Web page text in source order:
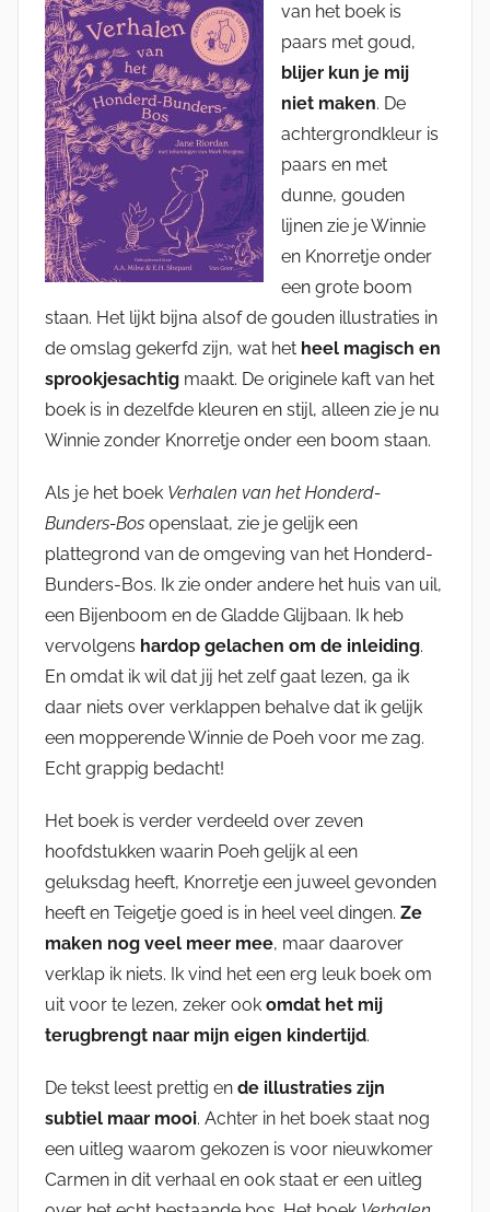
van het boek is
paars met goud,
blijer kun je mij
niet maken. De
achtergrondkleur is
paars en met
dunne, gouden
lijnen zie je Winnie
en Knorretje onder
een grote boom
staan. Het lijkt bijna alsof de gouden illustraties in
de omslag gekerfd zijn, wat het heel magisch en
sprookjesachtig maakt. De originele kaft van het
boek is in dezelfde kleuren en stijl, alleen zie je nu
Winnie zonder Knorretje onder een boom staan.
Als je het boek Verhalen van het Honderd-
Bunders-Bos openslaat, zie je gelijk een
plattegrond van de omgeving van het Honderd-
Bunders-Bos. Ik zie onder andere het huis van uil,
een Bijenboom en de Gladde Glijbaan. Ik heb
vervolgens hardop gelachen om de inleiding.
En omdat ik wil dat jij het zelf gaat lezen, ga ik
daar niets over verklappen behalve dat ik gelijk
een mopperende Winnie de Poeh voor me zag.
Echt grappig bedacht!
Het boek is verder verdeeld over zeven
hoofdstukken waarin Poeh gelijk al een
geluksdag heeft, Knorretje een juweel gevonden
heeft en Teigetje goed is in heel veel dingen. Ze
maken nog veel meer mee, maar daarover
verklap ik niets. Ik vind het een erg leuk boek om
uit voor te lezen, zeker ook omdat het mij
terugbrengt naar mijn eigen kindertijd.
De tekst leest prettig en de illustraties zijn
subtiel maar mooi. Achter in het boek staat nog
een uitleg waarom gekozen is voor nieuwkomer
Carmen in dit verhaal en ook staat er een uitleg